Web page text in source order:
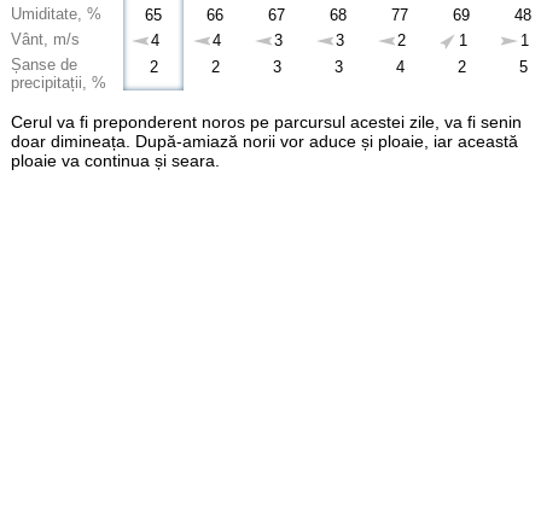
Umiditate, %
Vânt, m/s
Șanse de
precipitații, %
65
4
2
66
4
2
67
3
3
68
3
3
77
2
4
69
1
2
48
1
5
Cerul va fi preponderent noros pe parcursul acestei zile, va fi senin
doar dimineața. După-amiază norii vor aduce și ploaie, iar această
ploaie va continua și seara.